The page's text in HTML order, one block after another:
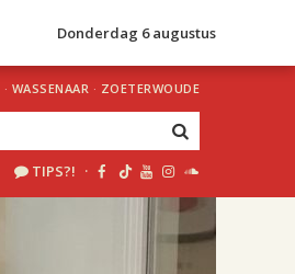
Donderdag 6 augustus
· WASSENAAR · ZOETERWOUDE
TIPS?! ·
uur 1 van 2
Volgend uur